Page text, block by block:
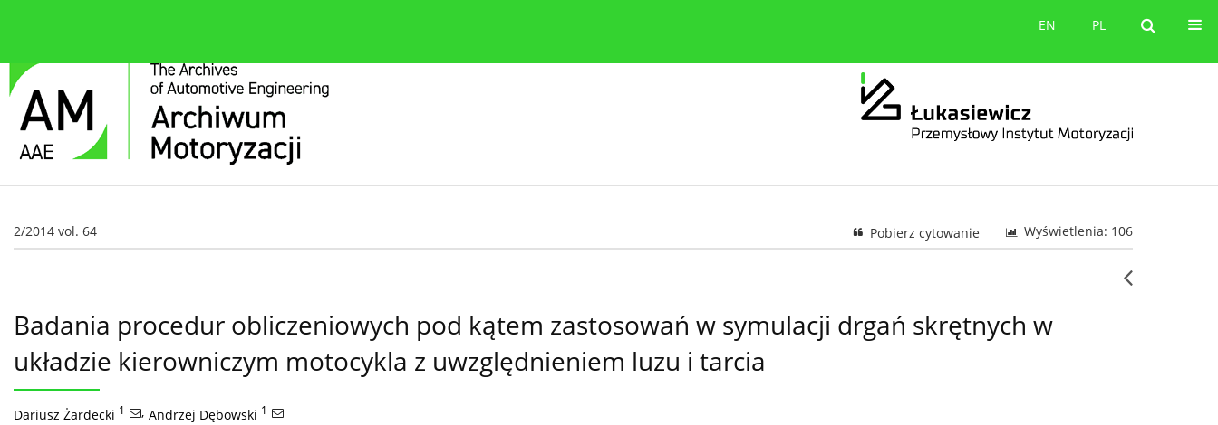
PL
EN PL
EN
2/2014 vol. 64 Wyświetlenia: 106
Pobierz cytowanie
Badania procedur obliczeniowych pod kątem zastosowań w symulacji drgań skrętnych w
układzie kierowniczym motocykla z uwzględnieniem luzu i tarcia
Dariusz Żardecki 1 , Andrzej Dębowski 1